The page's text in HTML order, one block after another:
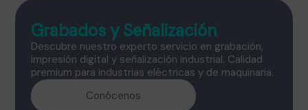
Grabados y Señalización
Descubre nuestro experto servicio en grabación,
impresión digital y señalización industrial. Calidad
premium para industrias eléctricas y de maquinaria.
Conócenos